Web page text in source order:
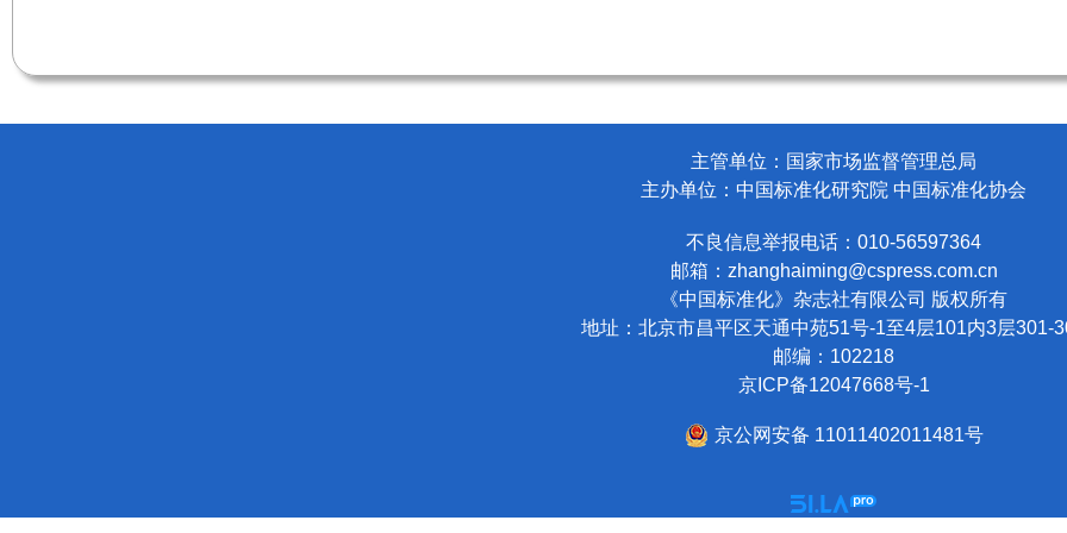
主管单位：国家市场监督管理总局
主办单位：中国标准化研究院 中国标准化协会
不良信息举报电话：010-56597364
邮箱： zhanghaiming@cspress.com.cn
《中国标准化》杂志社有限公司 版权所有
地址：北京市昌平区天通中苑51号-1至4层101内3层301-
邮编：102218
京ICP备12047668号-1
京公网安备 11011402011481号